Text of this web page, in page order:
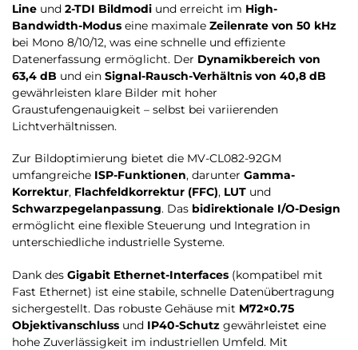
Line und 2-TDI Bildmodi und erreicht im High-
Bandwidth-Modus eine maximale Zeilenrate von 50 kHz
bei Mono 8/10/12, was eine schnelle und effiziente
Datenerfassung ermöglicht. Der Dynamikbereich von
63,4 dB und ein Signal-Rausch-Verhältnis von 40,8 dB
gewährleisten klare Bilder mit hoher
Graustufengenauigkeit – selbst bei variierenden
Lichtverhältnissen.
Zur Bildoptimierung bietet die MV-CL082-92GM
umfangreiche ISP-Funktionen, darunter Gamma-
Korrektur, Flachfeldkorrektur (FFC), LUT und
Schwarzpegelanpassung. Das bidirektionale I/O-Design
ermöglicht eine flexible Steuerung und Integration in
unterschiedliche industrielle Systeme.
Dank des Gigabit Ethernet-Interfaces (kompatibel mit
Fast Ethernet) ist eine stabile, schnelle Datenübertragung
sichergestellt. Das robuste Gehäuse mit M72×0.75
Objektivanschluss und IP40-Schutz gewährleistet eine
hohe Zuverlässigkeit im industriellen Umfeld. Mit